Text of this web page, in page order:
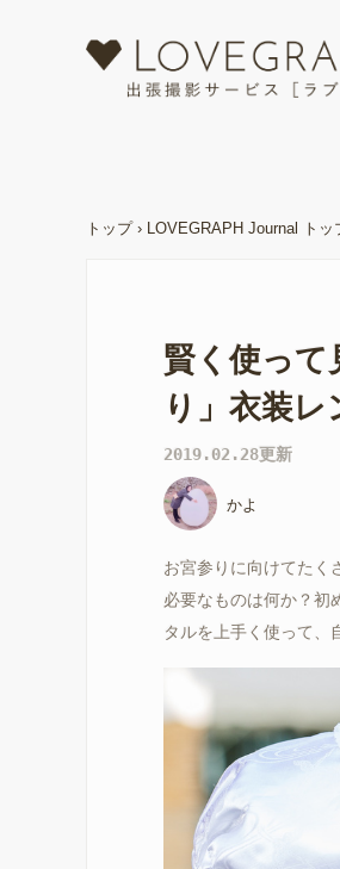
トップ› LOVEGRAPH Journal トッ
賢く使って
り」衣装レ
2019.02.28更新
かよ
お宮参りに向けてたく
必要なものは何か？初
タルを上手く使って、